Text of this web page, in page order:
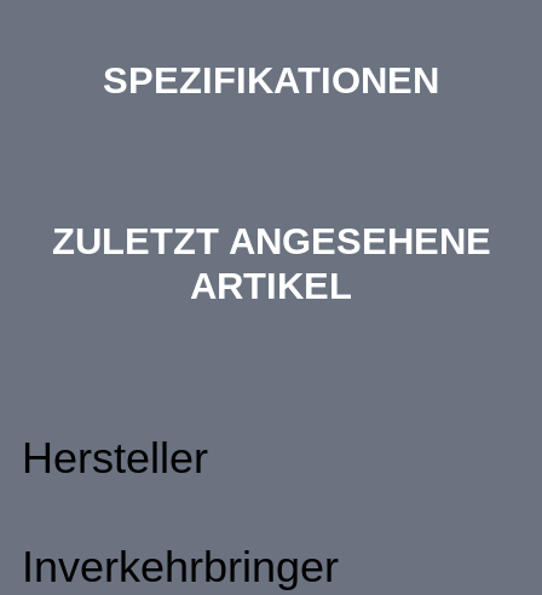
SPEZIFIKATIONEN
ZULETZT ANGESEHENE
ARTIKEL
Hersteller
Inverkehrbringer